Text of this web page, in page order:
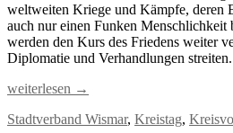
weltweiten Kriege und Kämpfe, deren
auch nur einen Funken Menschlichkeit
werden den Kurs des Friedens weiter
Diplomatie und Verhandlungen streiten.
Ein
und
weiterlesen →
Stadtverband Wismar, Kreistag,